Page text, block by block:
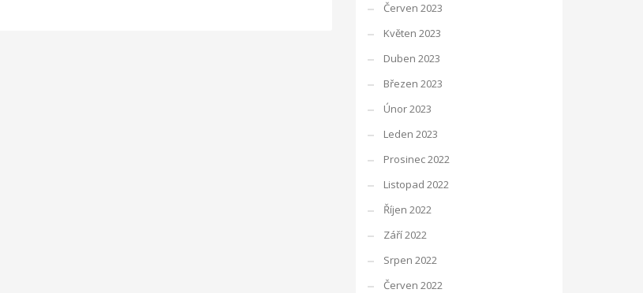
Červen 2023
Květen 2023
Duben 2023
Březen 2023
Únor 2023
Leden 2023
Prosinec 2022
Listopad 2022
Říjen 2022
Září 2022
Srpen 2022
Červen 2022